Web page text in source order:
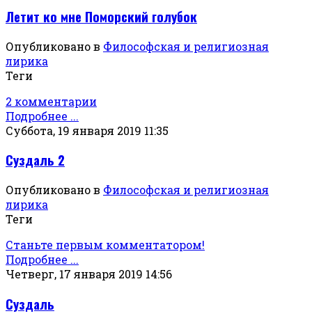
Летит ко мне Поморский голубок
Опубликовано в Философская и религиозная
лирика
Теги
2 комментарии
Подробнее ...
Суббота, 19 января 2019 11:35
Суздаль 2
Опубликовано в Философская и религиозная
лирика
Теги
Станьте первым комментатором!
Подробнее ...
Четверг, 17 января 2019 14:56
Суздаль